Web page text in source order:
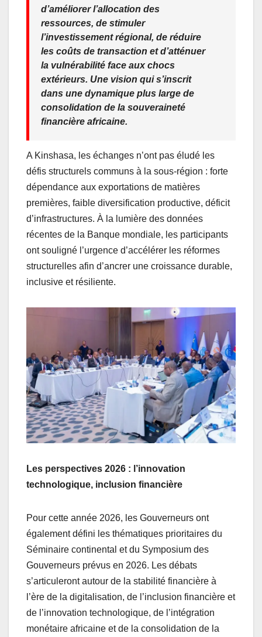
d’améliorer l’allocation des
ressources, de stimuler
l’investissement régional, de réduire
les coûts de transaction et d’atténuer
la vulnérabilité face aux chocs
extérieurs. Une vision qui s’inscrit
dans une dynamique plus large de
consolidation de la souveraineté
financière africaine.
A Kinshasa, les échanges n’ont pas éludé les
défis structurels communs à la sous-région : forte
dépendance aux exportations de matières
premières, faible diversification productive, déficit
d’infrastructures. À la lumière des données
récentes de la Banque mondiale, les participants
ont souligné l’urgence d’accélérer les réformes
structurelles afin d’ancrer une croissance durable,
inclusive et résiliente.
Les perspectives 2026 : l’innovation
technologique, inclusion financière
Pour cette année 2026, les Gouverneurs ont
également défini les thématiques prioritaires du
Séminaire continental et du Symposium des
Gouverneurs prévus en 2026. Les débats
s’articuleront autour de la stabilité financière à
l’ère de la digitalisation, de l’inclusion financière et
de l’innovation technologique, de l’intégration
monétaire africaine et de la consolidation de la